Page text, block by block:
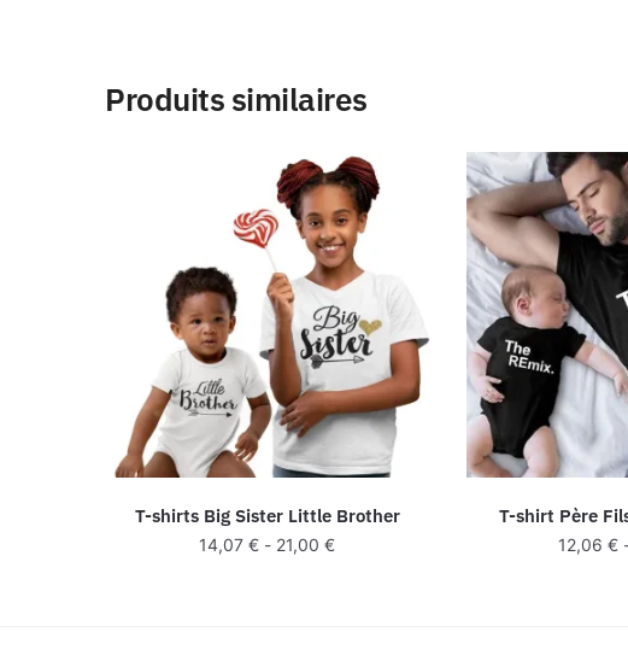
Produits similaires
T-shirts Big Sister Little Brother
14,07€ - 21,00€
T-shirt Père
12,06€